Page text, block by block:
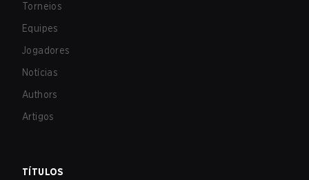
Torneios
Equipes
Jogadores
Notícias
Authors
Artigos
TÍTULOS